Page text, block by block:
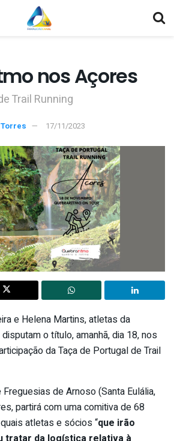
nos Açores
Trail Running
17/11/2023
e Helena Martins, atletas da
o título, amanhã, dia 18, nos
da Taça de Portugal de Trail
de Arnoso (Santa Eulália,
partirá com uma comitiva de 68
atletas e sócios “que irão